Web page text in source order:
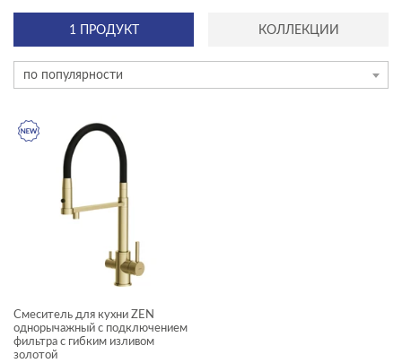
эксклюзив
ТИП ПРОДУКТА
душевая система
душевой гарнитур
для кухни
гигиенические души
1 ПРОДУКТ КОЛЛЕКЦИИ
по популярности
Смеситель для кухни ZEN
однорычажный с подключением
фильтра с гибким изливом
золотой